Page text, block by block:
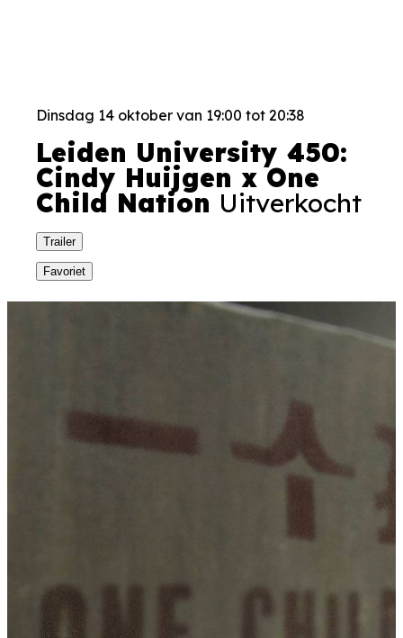
Dinsdag 14 oktober van 19:00 tot 20:38
Leiden University 450:
Cindy Huijgen x One
Child Nation Uitverkocht
Trailer
Favoriet